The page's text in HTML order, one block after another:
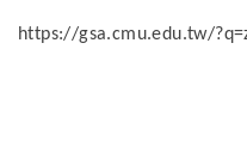
https://gsa.cmu.edu.tw/